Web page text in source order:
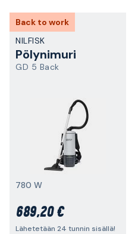
Back to work
NILFISK
Pölynimuri
GD 5 Back
780 W
689,20 €
Lähetetään 24 tunnin sisällä!